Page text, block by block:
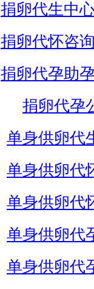
捐卵代生中
捐卵代怀咨询
捐卵代孕助孕
捐卵代孕
单身供卵代
单身供卵代
单身供卵代
单身供卵代
单身供卵代